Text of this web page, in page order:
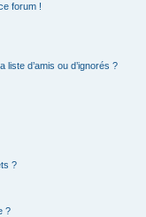
forum !
d’amis ou d’ignorés ?
?
?